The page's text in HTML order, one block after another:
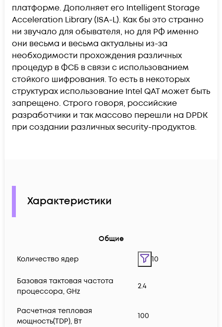
платформе. Дополняет его Intelligent Storage
Acceleration Library (ISA-L). Как бы это странно
ни звучало для обывателя, но для РФ именно
они весьма и весьма актуальны из-за
необходимости прохождения различных
процедур в ФСБ в связи с использованием
стойкого шифрования. То есть в некоторых
структурах использование Intel QAT может быть
запрещено. Строго говоря, российские
разработчики и так массово перешли на DPDK
при создании различных security-продуктов.
Характеристики
Общие
Количество ядер 10
Базовая тактовая частота
процессора, GHz
2.4
Расчетная тепловая
мощность(TDP), Вт
100